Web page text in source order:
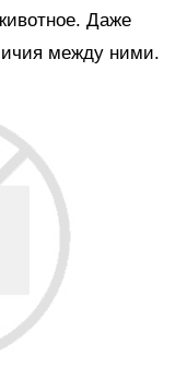
Даже
между ними.